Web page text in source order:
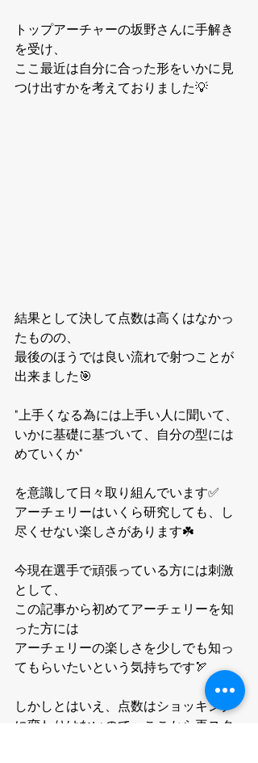
トップアーチャーの坂野さんに手解き
を受け、
ここ最近は自分に合った形をいかに見
つけ出すかを考えておりました💡
結果として決して点数は高くはなかっ
たものの、
最後のほうでは良い流れで射つことが
出来ました🎯
"上手くなる為には上手い人に聞いて、
いかに基礎に基づいて、自分の型には
めていくか"
を意識して日々取り組んでいます✅
アーチェリーはいくら研究しても、し
尽くせない楽しさがあります☘️
今現在選手で頑張っている方には刺激
として、
この記事から初めてアーチェリーを知
った方には
アーチェリーの楽しさを少しでも知っ
てもらいたいという気持ちです🏹
しかしとはいえ、点数はショッキング
に変わりはないので、ここから再スタ